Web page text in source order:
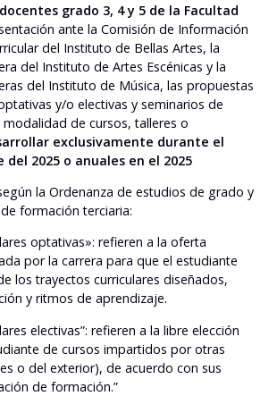
docentes grado 3, 4 y 5 de la Facultad
ante la Comisión de Información
del Instituto de Bellas Artes, la
del Instituto de Artes Escénicas y la
del Instituto de Música, las propuestas
y/o electivas y seminarios de
de cursos, talleres o
exclusivamente durante el
2025 o anuales en el 2025
la Ordenanza de estudios de grado y
formación terciaria:
optativas»: refieren a la oferta
por la carrera para que el estudiante
los trayectos curriculares diseñados,
y ritmos de aprendizaje.
electivas”: refieren a la libre elección
de cursos impartidos por otras
o del exterior), de acuerdo con sus
de formación.”